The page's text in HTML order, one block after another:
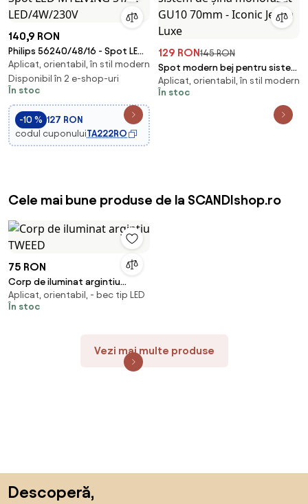
140,9 RON
Philips 56240/48/16 - Spot LED
MYLIVING STAR LED/4W/230V
Aplicat, orientabil, în stil modern
Disponibil în 2 e-shop-uri
În stoc
-10 % 127 RON
codul cuponuluiTA222RO
129 RON145 RON
Spot modern bej pentru sistem
de șină monofazat GU10 70mm
- Iconic Jeana Luxe
Aplicat, orientabil, în stil modern
În stoc
Cele mai bune produse de la SCANDIshop.ro
75 RON
Corp de iluminat argintiu
TWEED
Aplicat, orientabil, - bec tip LED
În stoc
Vezi mai multe produse
Descoperă,